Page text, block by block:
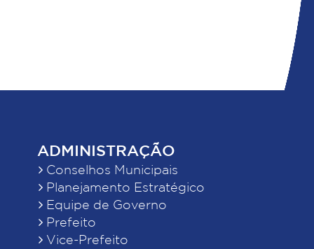
ADMINISTRAÇÃO
Conselhos Municipais
Planejamento Estratégico
Equipe de Governo
Prefeito
Vice-Prefeito